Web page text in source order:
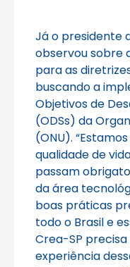
Já o presidente
observou sobre
para as
buscando a
Objetivos de
(ODSs) da
(ONU).
qualidade de
passam
da área
boas práticas
todo o Brasil e
Crea-SP
experiência